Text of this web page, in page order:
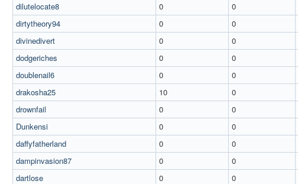
dilutelocate8
0 0
dirtytheory94
0 0
divinedivert
0 0
dodgeriches
0 0
doublenail6
0 0
drakosha25
10 0
drownfail
0 0
Dunkensi
0 0
daffyfatherland
0 0
dampinvasion87
0 0
dartlose
0 0